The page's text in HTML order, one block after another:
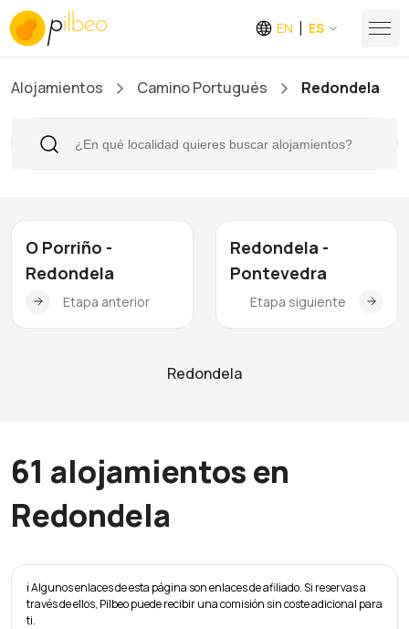
EN ES
Alojamientos Camino Portugués Redondela
O Porriño -
Redondela
Etapa anterior
Redondela -
Pontevedra
Etapa siguiente
Redondela
61 alojamientos en
Redondela
ℹ️ Algunos enlaces de esta página son enlaces de afiliado. Si reservas a
través de ellos, Pilbeo puede recibir una comisión sin coste adicional para
ti.